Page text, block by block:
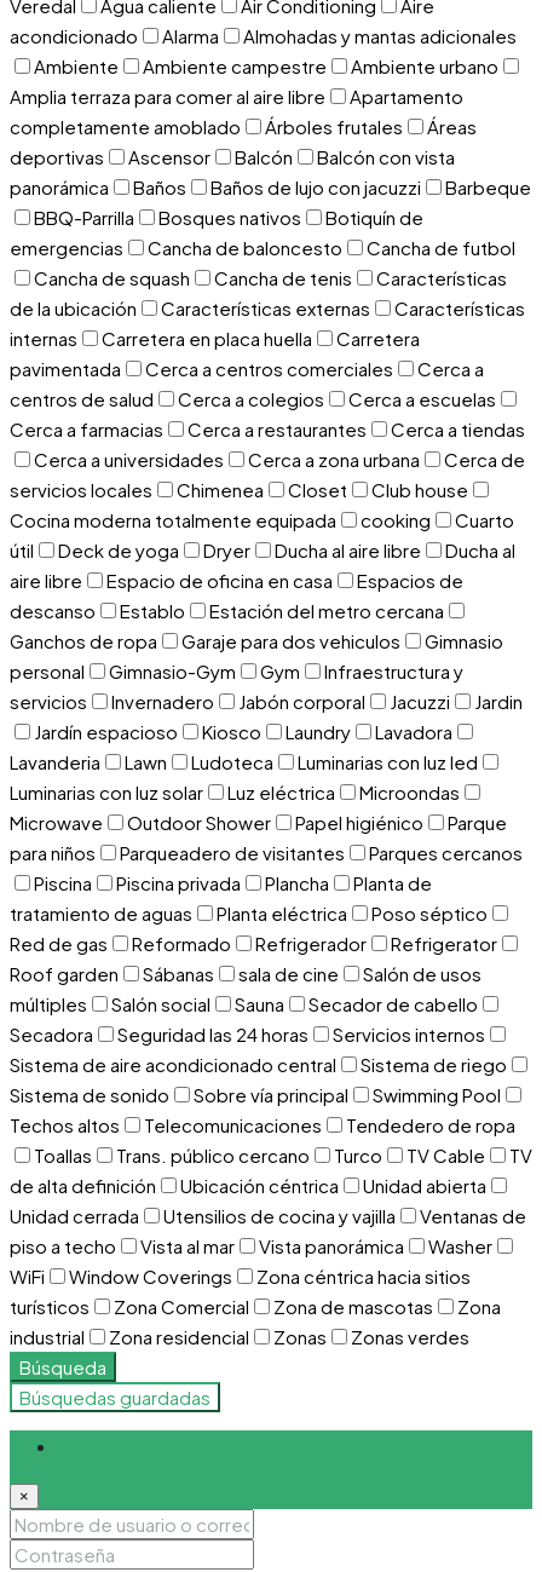
Veredal Agua caliente Air Conditioning
Aire
acondicionado
Alarma
Almohadas y mantas adicionales
Ambiente
Ambiente campestre
Ambiente urbano
Amplia terraza para comer al aire libre
Apartamento
completamente amoblado
Árboles frutales
Áreas
deportivas
Ascensor Balcón
Balcón con vista
panorámica
Baños Baños de lujo con jacuzzi
Barbeque
BBQ-Parrilla
Bosques nativos
Botiquín de
emergencias
Cancha de baloncesto
Cancha de futbol
Cancha de squash
Cancha de tenis
Características
de la ubicación
Características externas
Características
internas
Carretera en placa huella
Carretera
pavimentada
Cerca a centros comerciales
Cerca a
centros de salud
Cerca a colegios
Cerca a escuelas
Cerca a farmacias
Cerca a restaurantes
Cerca a tiendas
Cerca a universidades
Cerca a zona urbana
Cerca de
servicios locales
Chimenea Closet
Club house
Cocina moderna totalmente equipada
cooking
Cuarto
útil
Deck de yoga Dryer Ducha al aire libre
Ducha al
aire libre
Espacio de oficina en casa
Espacios de
descanso
Establo
Estación del metro cercana
Ganchos de ropa
Garaje para dos vehiculos
Gimnasio
personal
Gimnasio-Gym Gym
Infraestructura y
servicios
Invernadero Jabón corporal Jacuzzi
Jardin
Jardín espacioso
Kiosco Laundry
Lavadora
Lavanderia
Lawn Ludoteca
Luminarias con luz led
Luminarias con luz solar
Luz eléctrica
Microondas
Microwave
Outdoor Shower Papel higiénico
Parque
para niños
Parqueadero de visitantes
Parques cercanos
Piscina
Piscina privada Plancha
Planta de
tratamiento de aguas
Planta eléctrica
Poso séptico
Red de gas
Reformado Refrigerador
Refrigerator
Roof garden
Sábanas sala de cine
Salón de usos
múltiples
Salón social Sauna
Secador de cabello
Secadora
Seguridad las 24 horas
Servicios internos
Sistema de aire acondicionado central
Sistema de riego
Sistema de sonido
Sobre vía principal
Swimming Pool
Techos altos
Telecomunicaciones
Tendedero de ropa
Toallas
Trans. público cercano Turco TV Cable
TV
de alta definición
Ubicación céntrica
Unidad abierta
Unidad cerrada
Utensilios de cocina y vajilla
Ventanas de
piso a techo
Vista al mar Vista panorámica
Washer
WiFi
Window Coverings
Zona céntrica hacia sitios
turísticos
Zona Comercial Zona de mascotas
Zona
industrial
Zona residencial Zonas
Zonas verdes
Búsqueda
Búsquedas guardadas
×